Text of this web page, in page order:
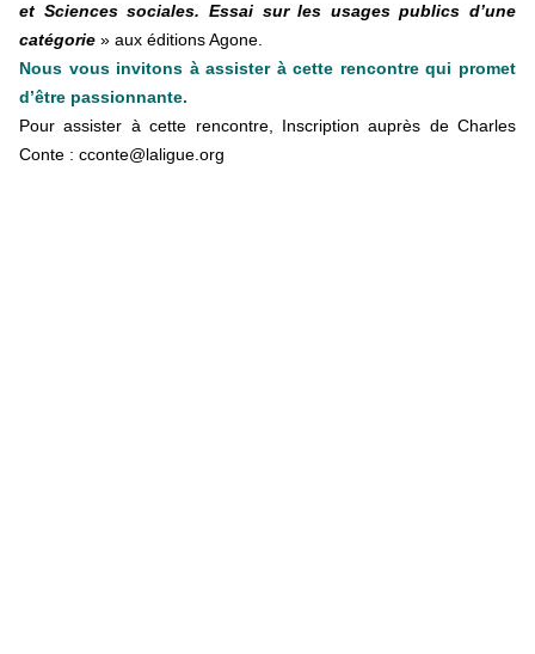
et Sciences sociales. Essai sur les usages publics d’une
catégorie » aux éditions Agone.
Nous vous invitons à assister à cette rencontre qui promet
d’être passionnante.
Pour assister à cette rencontre, Inscription auprès de Charles
Conte : cconte@laligue.org